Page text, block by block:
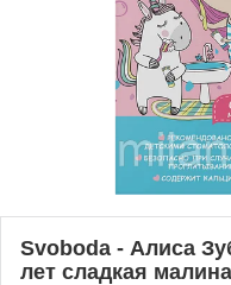
Svoboda - Алиса
лет сладкая